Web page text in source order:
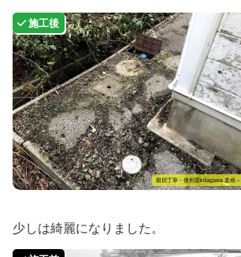
親切丁寧・便利屋kitagawa 彦根～
少しは綺麗になりました。